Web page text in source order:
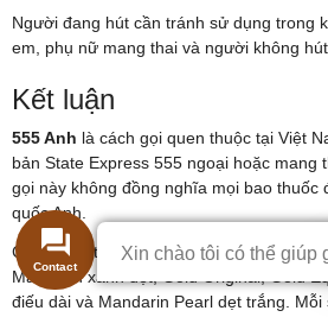
Người đang hút cần tránh sử dụng trong
em, phụ nữ mang thai và người không hút
Kết luận
555 Anh là cách gọi quen thuộc tại Việt
bản State Express 555 ngoại hoặc mang
gọi này không đồng nghĩa mọi bao thuốc
quốc Anh.
Các nhóm thường gặp gồm 555 Anh
Mandarin xanh dẹt, Gold Original, Gold
điếu dài và Mandarin Pearl dẹt trắng.
Xin chào tôi có thể giúp